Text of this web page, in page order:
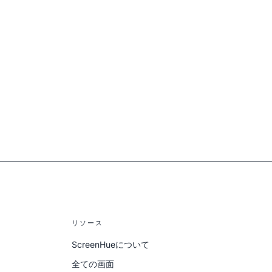
リソース
ScreenHueについて
全ての画面